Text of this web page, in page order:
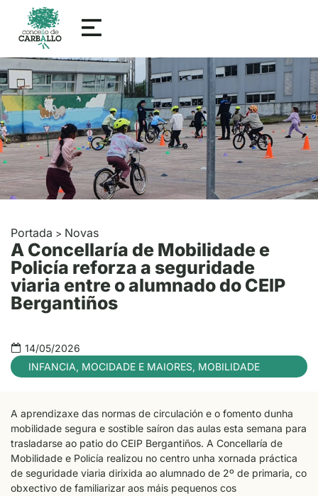
Portada > Novas
A Concellaría de Mobilidade e
Policía reforza a seguridade
viaria entre o alumnado do CEIP
Bergantiños
14/05/2026
INFANCIA, MOCIDADE E MAIORES, MOBILIDADE
A aprendizaxe das normas de circulación e o fomento dunha
mobilidade segura e sostible saíron das aulas esta semana para
trasladarse ao patio do CEIP Bergantiños. A Concellaría de
Mobilidade e Policía realizou no centro unha xornada práctica
de seguridade viaria dirixida ao alumnado de 2º de primaria, co
obxectivo de familiarizar aos máis pequenos cos